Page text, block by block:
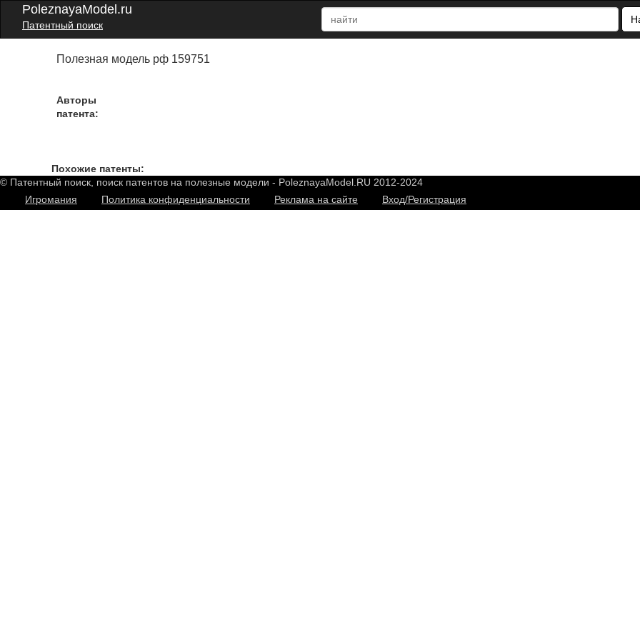
PoleznayaModel.ru
Патентный поиск
Полезная модель рф 159751
Авторы
патента:
Похожие патенты:
© Патентный поиск, поиск патентов на полезные модели - PoleznayaModel.RU 2012-2024
Игромания
Политика конфиденциальности Реклама на сайте Вход/Регистрация